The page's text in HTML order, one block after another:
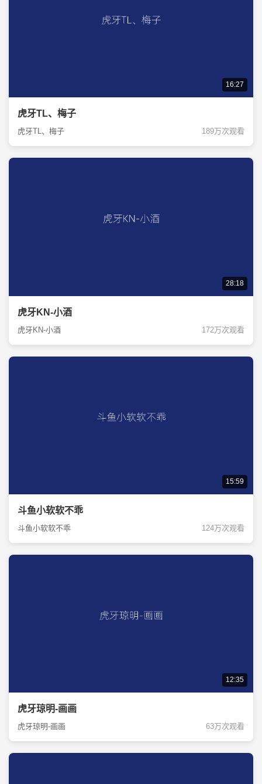
16:27
虎牙TL、梅子
虎牙TL、梅子 189万次观看
28:18
虎牙KN-小酒
虎牙KN-小酒 172万次观看
15:59
斗鱼小软软不乖
斗鱼小软软不乖 124万次观看
12:35
虎牙琼明-画画
虎牙琼明-画画 63万次观看